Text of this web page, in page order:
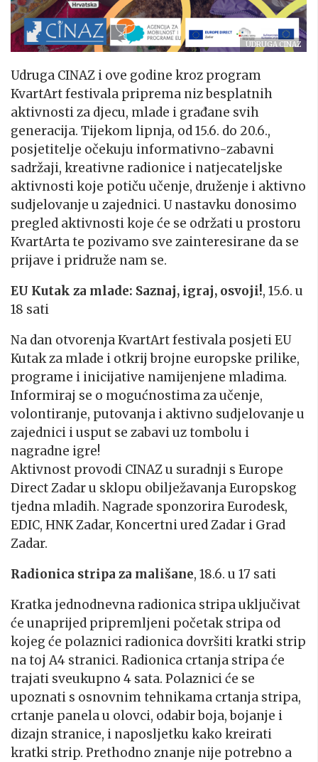
UDRUGA CINAZ
Udruga CINAZ i ove godine kroz program
KvartArt festivala priprema niz besplatnih
aktivnosti za djecu, mlade i građane svih
generacija. Tijekom lipnja, od 15.6. do 20.6.,
posjetitelje očekuju informativno-zabavni
sadržaji, kreativne radionice i natjecateljske
aktivnosti koje potiču učenje, druženje i aktivno
sudjelovanje u zajednici. U nastavku donosimo
pregled aktivnosti koje će se održati u prostoru
KvartArta te pozivamo sve zainteresirane da se
prijave i pridruže nam se.
EU Kutak za mlade: Saznaj, igraj, osvoji!, 15.6. u
18 sati
Na dan otvorenja KvartArt festivala posjeti EU
Kutak za mlade i otkrij brojne europske prilike,
programe i inicijative namijenjene mladima.
Informiraj se o mogućnostima za učenje,
volontiranje, putovanja i aktivno sudjelovanje u
zajednici i usput se zabavi uz tombolu i
nagradne igre!
Aktivnost provodi CINAZ u suradnji s Europe
Direct Zadar u sklopu obilježavanja Europskog
tjedna mladih. Nagrade sponzorira Eurodesk,
EDIC, HNK Zadar, Koncertni ured Zadar i Grad
Zadar.
Radionica stripa za mališane, 18.6. u 17 sati
Kratka jednodnevna radionica stripa uključivat
će unaprijed pripremljeni početak stripa od
kojeg će polaznici radionica dovršiti kratki strip
na toj A4 stranici. Radionica crtanja stripa će
trajati sveukupno 4 sata. Polaznici će se
upoznati s osnovnim tehnikama crtanja stripa,
crtanje panela u olovci, odabir boja, bojanje i
dizajn stranice, i naposljetku kako kreirati
kratki strip. Prethodno znanje nije potrebno a